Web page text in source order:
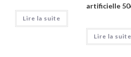
Lire la suite
artificielle
Lire la suite